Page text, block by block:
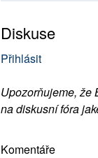
Diskuse
Přihlásit
Upozorňujeme, že
na diskusní fóra
Komentáře